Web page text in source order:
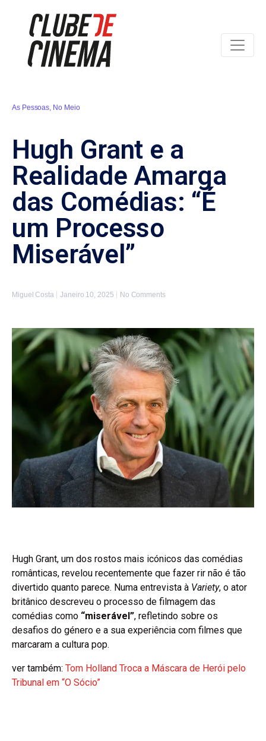
As Pessoas No Meio
Hugh Grant e a
Realidade Amarga
das Comédias: “É
um Processo
Miserável”
Miguel Costa Janeiro 10, 2025 No Comments
Hugh Grant, um dos rostos mais icónicos das comédias
românticas, revelou recentemente que fazer rir não é tão
divertido quanto parece. Numa entrevista à Variety, o ator
britânico descreveu o processo de filmagem das
comédias como “miserável”, refletindo sobre os
desafios do género e a sua experiência com filmes que
marcaram a cultura pop.
ver também: Tom Holland Troca a Máscara de Herói pelo
Tribunal em “O Sócio”